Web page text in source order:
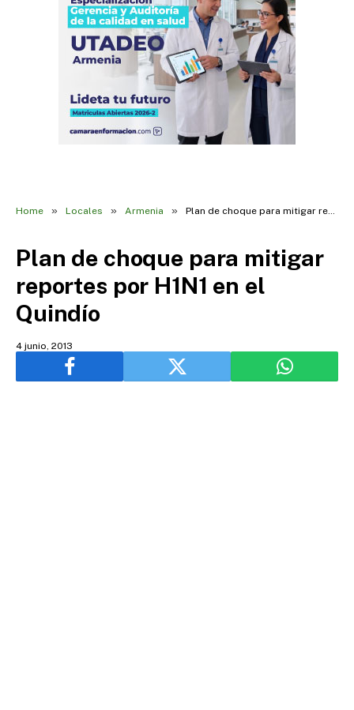
Home » Locales » Armenia » Plan de choque para mitigar reportes por H1N1 en el Quindío
Plan de choque para mitigar
reportes por H1N1 en el
Quindío
4 junio, 2013